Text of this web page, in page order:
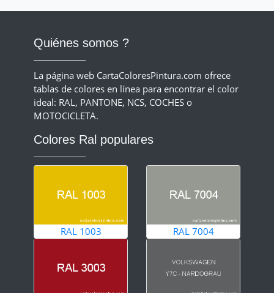
Quiénes somos ?
La página web CartaColoresPintura.com ofrece
tablas de colores en línea para encontrar el color
ideal: RAL, PANTONE, NCS, COCHES o
MOTOCICLETA.
Colores Ral populares
RAL 1003 RAL 7004